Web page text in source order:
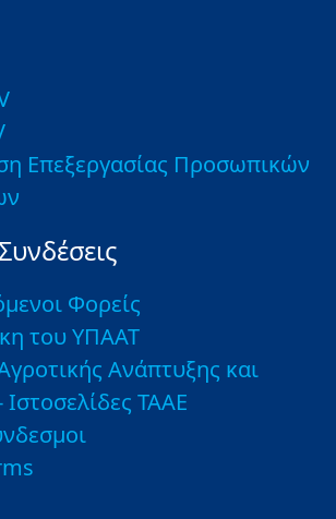
Επεξεργασίας Προσωπικών
Φορείς
του ΥΠΑΑΤ
Ανάπτυξης και
ΤΑΑΕ